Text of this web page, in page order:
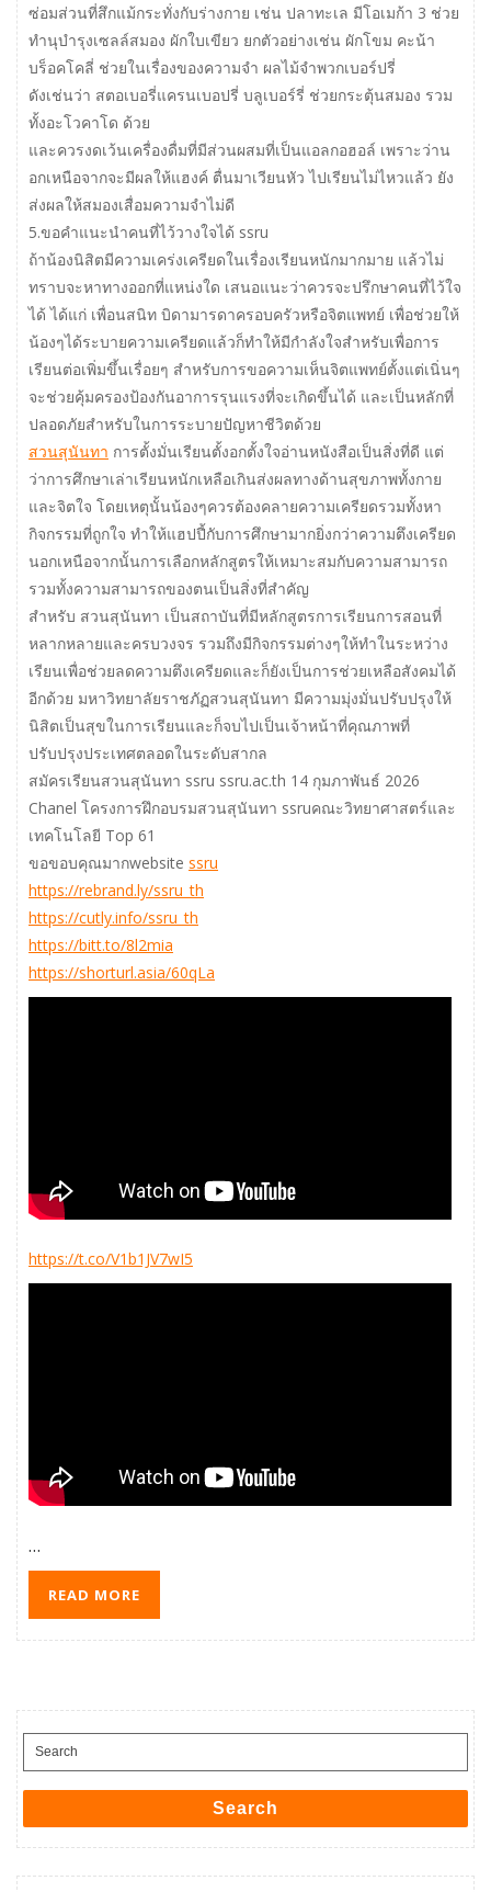
ซ่อมส่วนที่สึกแม้กระทั่งกับร่างกาย เช่น ปลาทะเล มีโอเมก้า 3 ช่วย
ทำนุบำรุงเซลล์สมอง ผักใบเขียว ยกตัวอย่างเช่น ผักโขม คะน้า
บร็อคโคลี่ ช่วยในเรื่องของความจำ ผลไม้จำพวกเบอร์ปรี่
ดังเช่นว่า สตอเบอรี่แครนเบอปรี่ บลูเบอร์รี่ ช่วยกระตุ้นสมอง รวม
ทั้งอะโวคาโด ด้วย
และควรงดเว้นเครื่องดื่มที่มีส่วนผสมที่เป็นแอลกอฮอล์ เพราะว่าน
อกเหนือจากจะมีผลให้แฮงค์ ตื่นมาเวียนหัว ไปเรียนไม่ไหวแล้ว ยัง
ส่งผลให้สมองเสื่อมความจำไม่ดี
5.ขอคำแนะนำคนที่ไว้วางใจได้ ssru
ถ้าน้องนิสิตมีความเคร่งเครียดในเรื่องเรียนหนักมากมาย แล้วไม่
ทราบจะหาทางออกที่แหน่งใด เสนอแนะว่าควรจะปรึกษาคนที่ไว้ใจ
ได้ ได้แก่ เพื่อนสนิท บิดามารดาครอบครัวหรือจิตแพทย์ เพื่อช่วยให้
น้องๆได้ระบายความเครียดแล้วก็ทำให้มีกำลังใจสำหรับเพื่อการ
เรียนต่อเพิ่มขึ้นเรื่อยๆ สำหรับการขอความเห็นจิตแพทย์ตั้งแต่เนิ่นๆ
จะช่วยคุ้มครองป้องกันอาการรุนแรงที่จะเกิดขึ้นได้ และเป็นหลักที่
ปลอดภัยสำหรับในการระบายปัญหาชีวิตด้วย
สวนสุนันทา การตั้งมั่นเรียนตั้งอกตั้งใจอ่านหนังสือเป็นสิ่งที่ดี แต่
ว่าการศึกษาเล่าเรียนหนักเหลือเกินส่งผลทางด้านสุขภาพทั้งกาย
และจิตใจ โดยเหตุนั้นน้องๆควรต้องคลายความเครียดรวมทั้งหา
กิจกรรมที่ถูกใจ ทำให้แฮปปี้กับการศึกษามากยิ่งกว่าความตึงเครียด
นอกเหนือจากนั้นการเลือกหลักสูตรให้เหมาะสมกับความสามารถ
รวมทั้งความสามารถของตนเป็นสิ่งที่สำคัญ
สำหรับ สวนสุนันทา เป็นสถาบันที่มีหลักสูตรการเรียนการสอนที่
หลากหลายและครบวงจร รวมถึงมีกิจกรรมต่างๆให้ทำในระหว่าง
เรียนเพื่อช่วยลดความตึงเครียดและก็ยังเป็นการช่วยเหลือสังคมได้
อีกด้วย มหาวิทยาลัยราชภัฏสวนสุนันทา มีความมุ่งมั่นปรับปรุงให้
นิสิตเป็นสุขในการเรียนและก็จบไปเป็นเจ้าหน้าที่คุณภาพที่
ปรับปรุงประเทศตลอดในระดับสากล
สมัครเรียนสวนสุนันทา ssru ssru.ac.th 14 กุมภาพันธ์ 2026
Chanel โครงการฝึกอบรมสวนสุนันทา ssruคณะวิทยาศาสตร์และ
เทคโนโลยี Top 61
ขอขอบคุณมากwebsite ssru
https://rebrand.ly/ssru_th
https://cutly.info/ssru_th
https://bitt.to/8l2mia
https://shorturl.asia/60qLa
https://t.co/V1b1JV7wI5
…
READ MORE
Search
for:
Search